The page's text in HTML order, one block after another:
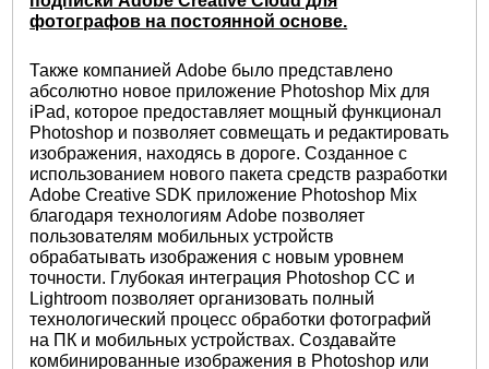
фотографов на постоянной основе.
Также компанией Adobe было представлено
абсолютно новое приложение Photoshop Mix для
iPad, которое предоставляет мощный функционал
Photoshop и позволяет совмещать и редактировать
изображения, находясь в дороге. Созданное с
использованием нового пакета средств разработки
Adobe Creative SDK приложение Photoshop Mix
благодаря технологиям Adobe позволяет
пользователям мобильных устройств
обрабатывать изображения с новым уровнем
точности. Глубокая интеграция Photoshop CC и
Lightroom позволяет организовать полный
технологический процесс обработки фотографий
на ПК и мобильных устройствах. Создавайте
комбинированные изображения в Photoshop или